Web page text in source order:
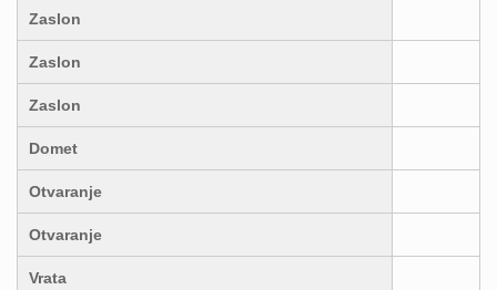
Zaslon
Zaslon
Zaslon
Domet
Otvaranje
Otvaranje
Vrata